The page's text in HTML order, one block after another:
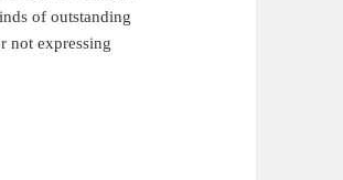
of outstanding
not expressing